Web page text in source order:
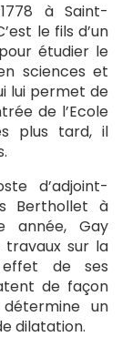
à Saint-
le fils d’un
étudier le
sciences et
lui permet de
de l’Ecole
plus tard, il
d’adjoint-
Berthollet à
année, Gay
travaux sur la
de ses
de façon
un
dilatation.